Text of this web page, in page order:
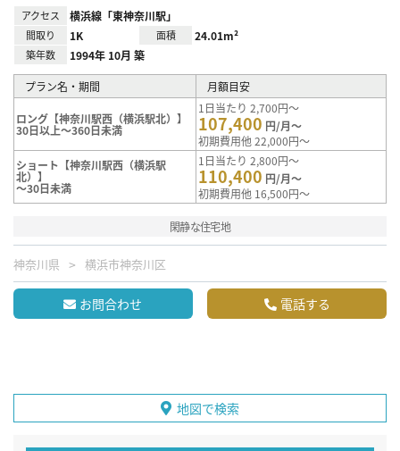
アクセス 横浜線「東神奈川駅」
間取り 1K 面積 24.01m²
築年数 1994年 10月 築
プラン名・期間 月額目安
ロング【神奈川駅西（横浜駅北）】
30日以上～360日未満
1日当たり 2,700円～
107,400 円/月～
初期費用他 22,000円～
ショート【神奈川駅西（横浜駅
北）】
～30日未満
1日当たり 2,800円～
110,400 円/月～
初期費用他 16,500円～
閑静な住宅地
神奈川県 横浜市神奈川区
お問合わせ 電話する
地図で検索